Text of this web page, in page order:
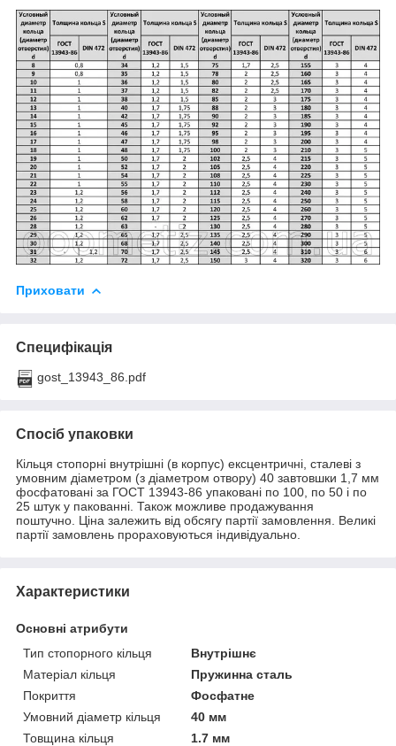
Приховати
Специфікація
gost_13943_86.pdf
Спосіб упаковки
Кільця стопорні внутрішні (в корпус) ексцентричні, сталеві з
умовним діаметром (з діаметром отвору) 40 завтовшки 1,7 мм
фосфатовані за ГОСТ 13943-86 упаковані по 100, по 50 і по
25 штук у пакованні. Також можливе продажування
поштучно. Ціна залежить від обсягу партії замовлення. Великі
партії замовлень прораховуються індивідуально.
Характеристики
Основні атрибути
Тип стопорного кільця
Внутрішнє
Матеріал кільця
Пружинна сталь
Покриття
Фосфатне
Умовний діаметр кільця
40 мм
Товщина кільця
1.7 мм